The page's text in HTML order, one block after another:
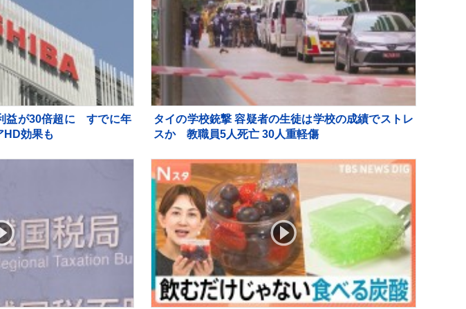
益が30倍超に すでに年
効果も
タイの学校銃撃 容疑者の生徒は学校の成績でストレ
スか 教職員5人死亡 30人重軽傷